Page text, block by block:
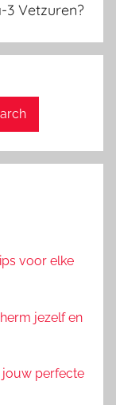
Vetzuren?
voor elke
jezelf en
jouw perfecte